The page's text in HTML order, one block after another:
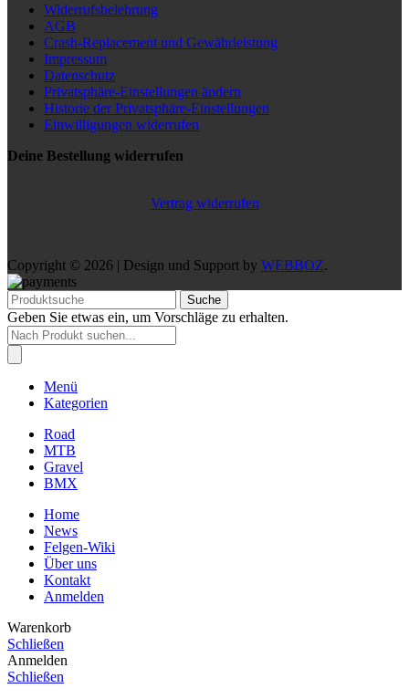
Widerrufsbelehrung
AGB
Crash-Replacement und Gewährleistung
Impressum
Datenschutz
Privatsphäre-Einstellungen ändern
Historie der Privatsphäre-Einstellungen
Einwilligungen widerrufen
Deine Bestellung widerrufen
Vertrag widerrufen
Copyright © 2026 | Design und Support by WEBBOZ.
Suche
Geben Sie etwas ein, um Vorschläge zu erhalten.
Products
search
Menü
Kategorien
Road
MTB
Gravel
BMX
Home
News
Felgen-Wiki
Über uns
Kontakt
Anmelden
Warenkorb
Schließen
Anmelden
Schließen